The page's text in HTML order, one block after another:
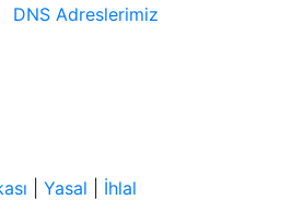
DNS Adreslerimiz
Yasal
İhlal